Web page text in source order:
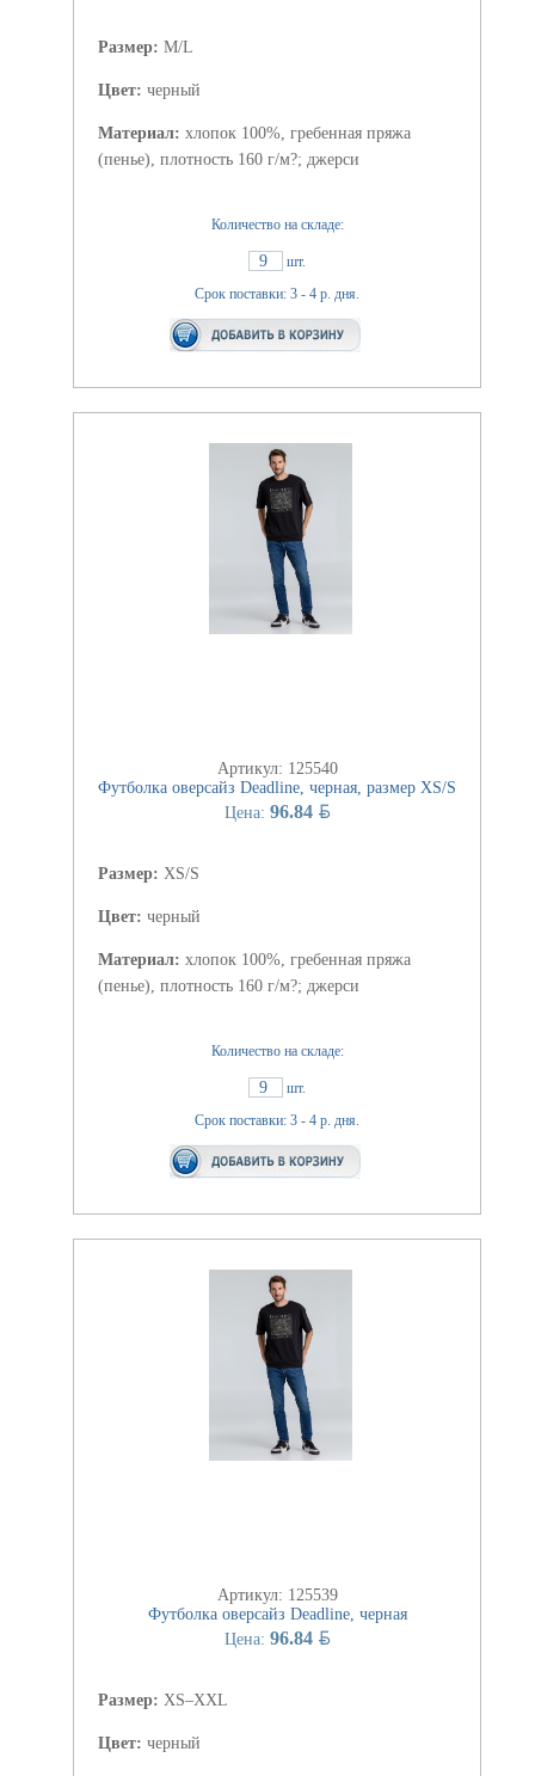
Размер: M/L
Цвет: черный
Материал: хлопок 100%, гребенная пряжа
(пенье), плотность 160 г/м?; джерси
Количество на складе:
9
шт.
Срок поставки: 3 - 4 р. дня.
Артикул: 125540
Футболка оверсайз Deadline, черная, размер XS/S
Цена: 96.84 BYN
Размер: XS/S
Цвет: черный
Материал: хлопок 100%, гребенная пряжа
(пенье), плотность 160 г/м?; джерси
Количество на складе:
9
шт.
Срок поставки: 3 - 4 р. дня.
Артикул: 125539
Футболка оверсайз Deadline, черная
Цена: 96.84 BYN
Размер: XS–XXL
Цвет: черный